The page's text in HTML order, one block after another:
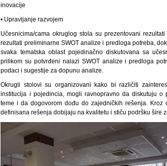
inovacije
• Upravljanje razvojem
Učesnicima/cama okruglog stola su prezentovani
rezultati preliminarne SWOT analize i predloga potreba,
svaka tematska oblast pojedinačno diskutovana sa
prilikom su potvrđeni nalazi SWOT analize i predloga
podaci i sugestije za dopunu analize.
Okrugli stolovi su organizovani kako bi različiti
institucija i pojedincia, mogli ravnopravno da diskutuju o
teme i da dogovorom dođu do zajedničkih rešenja. Kroz
definisana rešenja dobijaju na kvalitetu i stiču podršku šire